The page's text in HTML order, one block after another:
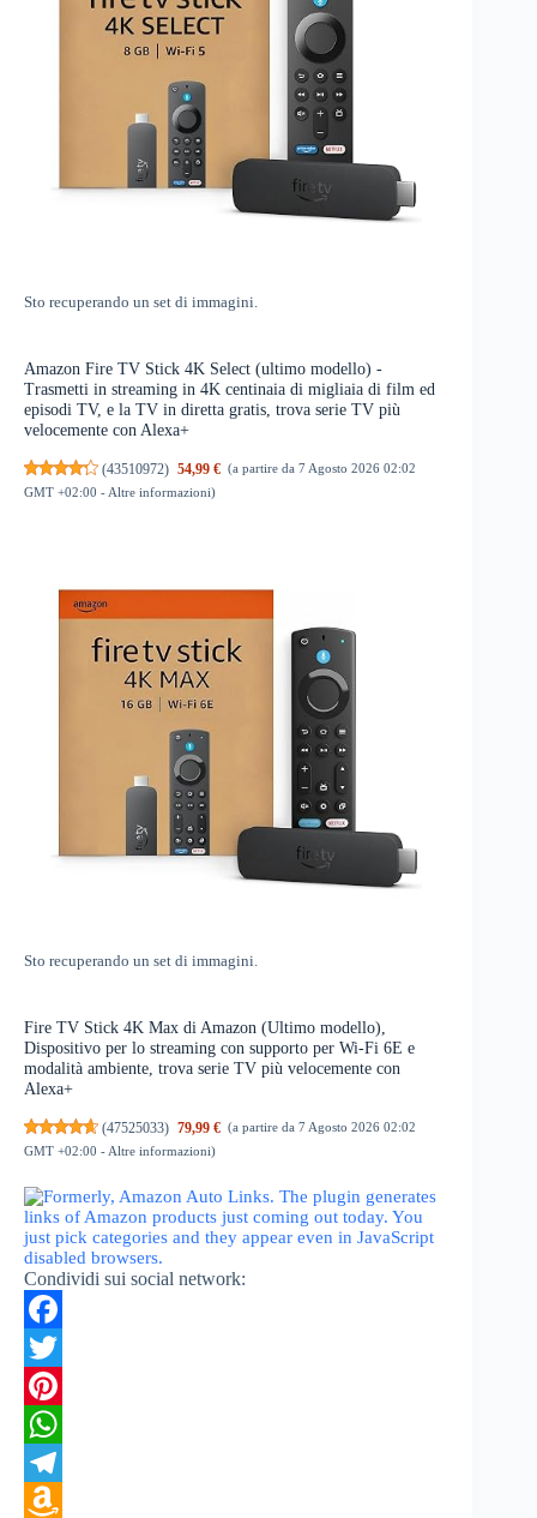
Sto recuperando un set di immagini.
Amazon Fire TV Stick 4K Select (ultimo modello) -
Trasmetti in streaming in 4K centinaia di migliaia di film ed
episodi TV, e la TV in diretta gratis, trova serie TV più
velocemente con Alexa+
(43510972) 54,99 € (a partire da 7 Agosto 2026 02:02
GMT +02:00 - Altre informazioni)
Sto recuperando un set di immagini.
Fire TV Stick 4K Max di Amazon (Ultimo modello),
Dispositivo per lo streaming con supporto per Wi-Fi 6E e
modalità ambiente, trova serie TV più velocemente con
Alexa+
(47525033) 79,99 € (a partire da 7 Agosto 2026 02:02
GMT +02:00 - Altre informazioni)
Condividi sui social network:
F
a
c
e
b
T
w
P
n
W
hT